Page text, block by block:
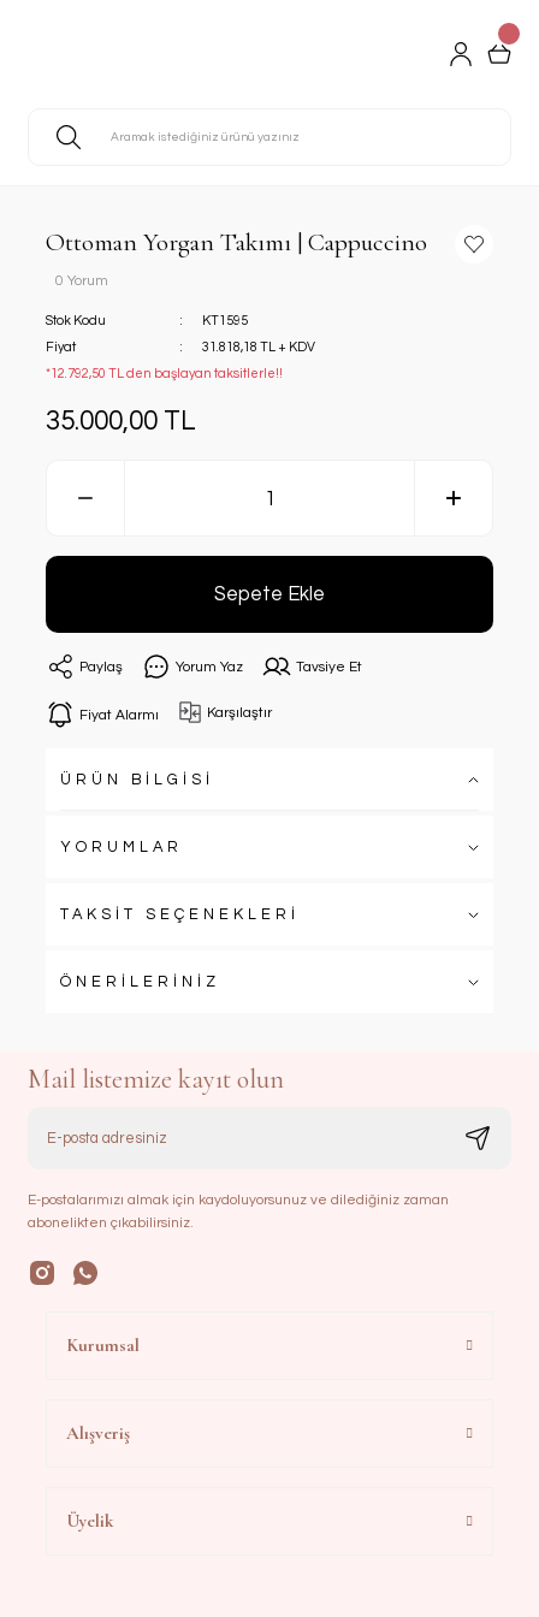
Ottoman Yorgan Takımı | Cappuccino
0 Yorum
Stok Kodu
KT1595
Fiyat
31.818,18 TL + KDV
*12.792,50 TL den başlayan taksitlerle!!
35.000,00 TL
Sepete Ekle
Paylaş Yorum Yaz Tavsiye Et
Fiyat Alarmı Karşılaştır
ÜRÜN BİLGİSİ
YORUMLAR
TAKSİT SEÇENEKLERİ
ÖNERİLERİNİZ
Mail listemize kayıt olun
E-postalarımızı almak için kaydoluyorsunuz ve dilediğiniz zaman
abonelikten çıkabilirsiniz.
Kurumsal
Alışveriş
Üyelik